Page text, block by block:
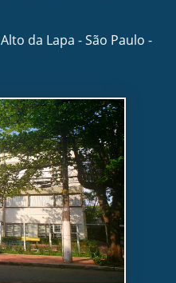
da Lapa - São Paulo -